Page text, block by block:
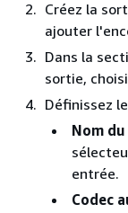
Créez la
ajouter
Dans la
sortie,
Définissez
Nom
entrée.
Codec